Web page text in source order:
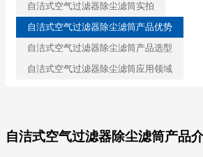
自洁式空气过滤器除尘滤筒实拍
自洁式空气过滤器除尘滤筒产品优势
自洁式空气过滤器除尘滤筒产品选型
自洁式空气过滤器除尘滤筒应用领域
自洁式空气过滤器除尘滤筒产品